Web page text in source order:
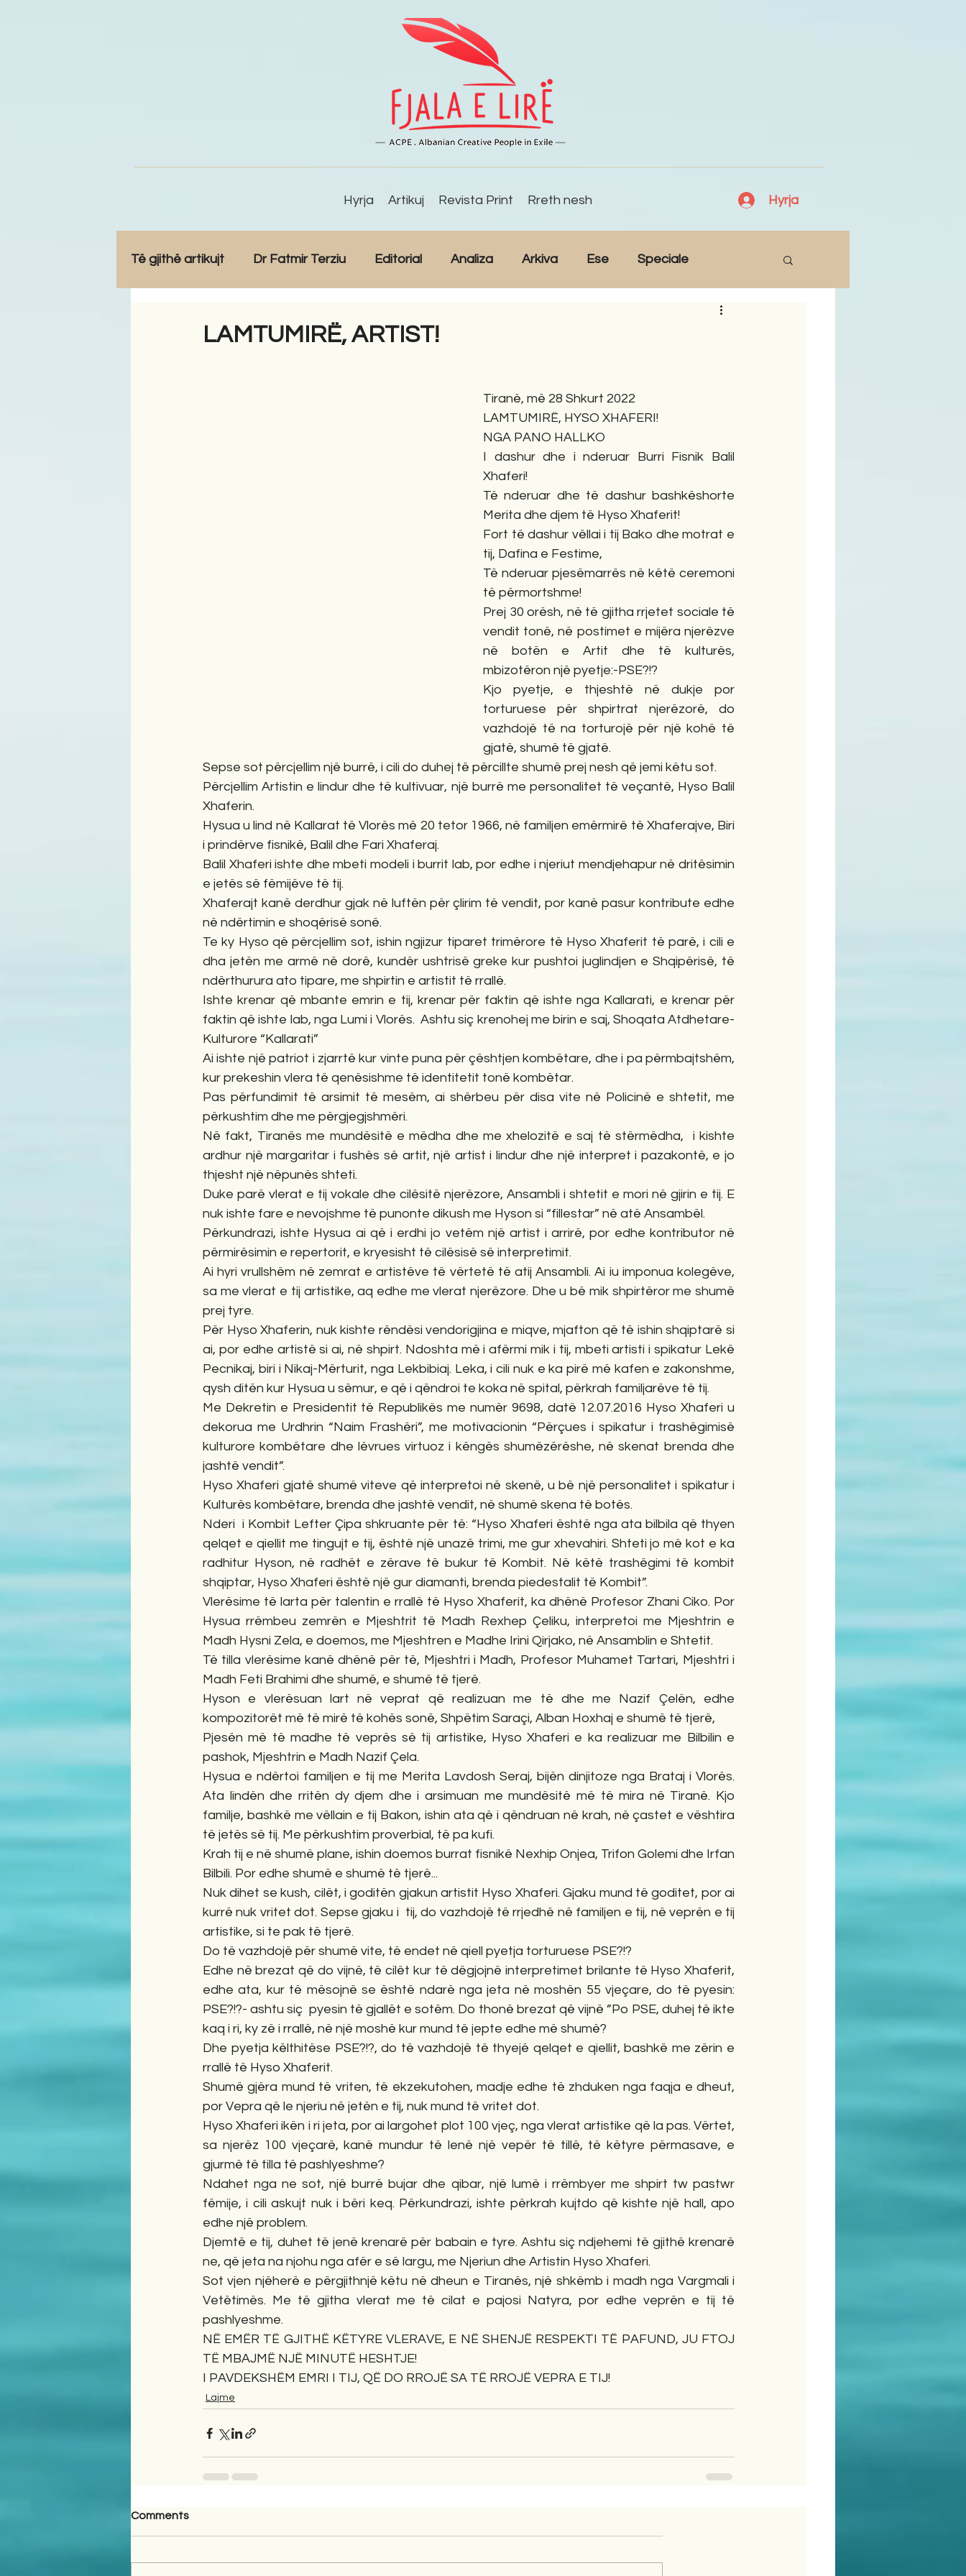
Hyrja Artikuj Revista Print Rreth nesh Hyrja
Të gjithë artikujt Dr Fatmir Terziu Editorial Analiza Arkiva Ese Speciale
LAMTUMIRË, ARTIST!
Tiranë, më 28 Shkurt 2022
LAMTUMIRË, HYSO XHAFERI!
NGA PANO HALLKO
I dashur dhe i nderuar Burri Fisnik Balil
Xhaferi!
Të nderuar dhe të dashur bashkëshorte
Merita dhe djem të Hyso Xhaferit!
Fort të dashur vëllai i tij Bako dhe motrat e
tij, Dafina e Festime,
Të nderuar pjesëmarrës në këtë ceremoni
të përmortshme!
Prej 30 orësh, në të gjitha rrjetet sociale të
vendit tonë, në postimet e mijëra njerëzve
në botën e Artit dhe të kulturës,
mbizotëron një pyetje:-PSE?!?
Kjo pyetje, e thjeshtë në dukje por
torturuese për shpirtrat njerëzorë, do
vazhdojë të na torturojë për një kohë të
gjatë, shumë të gjatë.
Sepse sot përcjellim një burrë, i cili do duhej të përcillte shumë prej nesh që jemi këtu sot.
Përcjellim Artistin e lindur dhe të kultivuar, një burrë me personalitet të veçantë, Hyso Balil
Xhaferin.
Hysua u lind në Kallarat të Vlorës më 20 tetor 1966, në familjen emërmirë të Xhaferajve, Biri
i prindërve fisnikë, Balil dhe Fari Xhaferaj.
Balil Xhaferi ishte dhe mbeti modeli i burrit lab, por edhe i njeriut mendjehapur në dritësimin
e jetës së fëmijëve të tij.
Xhaferajt kanë derdhur gjak në luftën për çlirim të vendit, por kanë pasur kontribute edhe
në ndërtimin e shoqërisë sonë.
Te ky Hyso që përcjellim sot, ishin ngjizur tiparet trimërore të Hyso Xhaferit të parë, i cili e
dha jetën me armë në dorë, kundër ushtrisë greke kur pushtoi juglindjen e Shqipërisë, të
ndërthurura ato tipare, me shpirtin e artistit të rrallë.
Ishte krenar që mbante emrin e tij, krenar për faktin që ishte nga Kallarati, e krenar për
faktin që ishte lab, nga Lumi i Vlorës.  Ashtu siç krenohej me birin e saj, Shoqata Atdhetare-
Kulturore “Kallarati”
Ai ishte një patriot i zjarrtë kur vinte puna për çështjen kombëtare, dhe i pa përmbajtshëm,
kur prekeshin vlera të qenësishme të identitetit tonë kombëtar.
Pas përfundimit të arsimit të mesëm, ai shërbeu për disa vite në Policinë e shtetit, me
përkushtim dhe me përgjegjshmëri.
Në fakt, Tiranës me mundësitë e mëdha dhe me xhelozitë e saj të stërmëdha,  i kishte
ardhur një margaritar i fushës së artit, një artist i lindur dhe një interpret i pazakontë, e jo
thjesht një nëpunës shteti.
Duke parë vlerat e tij vokale dhe cilësitë njerëzore, Ansambli i shtetit e mori në gjirin e tij. E
nuk ishte fare e nevojshme të punonte dikush me Hyson si “fillestar” në atë Ansambël.
Përkundrazi, ishte Hysua ai që i erdhi jo vetëm një artist i arrirë, por edhe kontributor në
përmirësimin e repertorit, e kryesisht të cilësisë së interpretimit.
Ai hyri vrullshëm në zemrat e artistëve të vërtetë të atij Ansambli. Ai iu imponua kolegëve,
sa me vlerat e tij artistike, aq edhe me vlerat njerëzore. Dhe u bë mik shpirtëror me shumë
prej tyre.
Për Hyso Xhaferin, nuk kishte rëndësi vendorigjina e miqve, mjafton që të ishin shqiptarë si
ai, por edhe artistë si ai, në shpirt. Ndoshta më i afërmi mik i tij, mbeti artisti i spikatur Lekë
Pecnikaj, biri i Nikaj-Mërturit, nga Lekbibiaj. Leka, i cili nuk e ka pirë më kafen e zakonshme,
qysh ditën kur Hysua u sëmur, e që i qëndroi te koka në spital, përkrah familjarëve të tij.
Me Dekretin e Presidentit të Republikës me numër 9698, datë 12.07.2016 Hyso Xhaferi u
dekorua me Urdhrin “Naim Frashëri”, me motivacionin “Përçues i spikatur i trashëgimisë
kulturore kombëtare dhe lëvrues virtuoz i këngës shumëzërëshe, në skenat brenda dhe
jashtë vendit”.
Hyso Xhaferi gjatë shumë viteve që interpretoi në skenë, u bë një personalitet i spikatur i
Kulturës kombëtare, brenda dhe jashtë vendit, në shumë skena të botës.
Nderi  i Kombit Lefter Çipa shkruante për të: “Hyso Xhaferi është nga ata bilbila që thyen
qelqet e qiellit me tingujt e tij, është një unazë trimi, me gur xhevahiri. Shteti jo më kot e ka
radhitur Hyson, në radhët e zërave të bukur të Kombit. Në këtë trashëgimi të kombit
shqiptar, Hyso Xhaferi është një gur diamanti, brenda piedestalit të Kombit”.
Vlerësime të larta për talentin e rrallë të Hyso Xhaferit, ka dhënë Profesor Zhani Ciko. Por
Hysua rrëmbeu zemrën e Mjeshtrit të Madh Rexhep Çeliku, interpretoi me Mjeshtrin e
Madh Hysni Zela, e doemos, me Mjeshtren e Madhe Irini Qirjako, në Ansamblin e Shtetit.
Të tilla vlerësime kanë dhënë për të, Mjeshtri i Madh, Profesor Muhamet Tartari, Mjeshtri i
Madh Feti Brahimi dhe shumë, e shumë të tjerë.
Hyson e vlerësuan lart në veprat që realizuan me të dhe me Nazif Çelën, edhe
kompozitorët më të mirë të kohës sonë, Shpëtim Saraçi, Alban Hoxhaj e shumë të tjerë,
Pjesën më të madhe të veprës së tij artistike, Hyso Xhaferi e ka realizuar me Bilbilin e
pashok, Mjeshtrin e Madh Nazif Çela.
Hysua e ndërtoi familjen e tij me Merita Lavdosh Seraj, bijën dinjitoze nga Brataj i Vlorës.
Ata lindën dhe rritën dy djem dhe i arsimuan me mundësitë më të mira në Tiranë. Kjo
familje, bashkë me vëllain e tij Bakon, ishin ata që i qëndruan në krah, në çastet e vështira
të jetës së tij. Me përkushtim proverbial, të pa kufi.
Krah tij e në shumë plane, ishin doemos burrat fisnikë Nexhip Onjea, Trifon Golemi dhe Irfan
Bilbili. Por edhe shumë e shumë të tjerë...
Nuk dihet se kush, cilët, i goditën gjakun artistit Hyso Xhaferi. Gjaku mund të goditet, por ai
kurrë nuk vritet dot. Sepse gjaku i  tij, do vazhdojë të rrjedhë në familjen e tij, në veprën e tij
artistike, si te pak të tjerë.
Do të vazhdojë për shumë vite, të endet në qiell pyetja torturuese PSE?!?
Edhe në brezat që do vijnë, të cilët kur të dëgjojnë interpretimet brilante të Hyso Xhaferit,
edhe ata, kur të mësojnë se është ndarë nga jeta në moshën 55 vjeçare, do të pyesin:
PSE?!?- ashtu siç  pyesin të gjallët e sotëm. Do thonë brezat që vijnë ”Po PSE, duhej të ikte
kaq i ri, ky zë i rrallë, në një moshë kur mund të jepte edhe më shumë?
Dhe pyetja këlthitëse PSE?!?, do të vazhdojë të thyejë qelqet e qiellit, bashkë me zërin e
rrallë të Hyso Xhaferit.
Shumë gjëra mund të vriten, të ekzekutohen, madje edhe të zhduken nga faqja e dheut,
por Vepra që le njeriu në jetën e tij, nuk mund të vritet dot.
Hyso Xhaferi ikën i ri jeta, por ai largohet plot 100 vjeç, nga vlerat artistike që la pas. Vërtet,
sa njerëz 100 vjeçarë, kanë mundur të lenë një vepër të tillë, të këtyre përmasave, e
gjurmë të tilla të pashlyeshme?
Ndahet nga ne sot, një burrë bujar dhe qibar, një lumë i rrëmbyer me shpirt tw pastwr
fëmije, i cili askujt nuk i bëri keq. Përkundrazi, ishte përkrah kujtdo që kishte një hall, apo
edhe një problem.
Djemtë e tij, duhet të jenë krenarë për babain e tyre. Ashtu siç ndjehemi të gjithë krenarë
ne, që jeta na njohu nga afër e së largu, me Njeriun dhe Artistin Hyso Xhaferi.
Sot vjen njëherë e përgjithnjë këtu në dheun e Tiranës, një shkëmb i madh nga Vargmali i
Vetëtimës. Me të gjitha vlerat me të cilat e pajosi Natyra, por edhe veprën e tij të
pashlyeshme.
NË EMËR TË GJITHË KËTYRE VLERAVE, E NË SHENJË RESPEKTI TË PAFUND, JU FTOJ
TË MBAJMË NJË MINUTË HESHTJE!
I PAVDEKSHËM EMRI I TIJ, QË DO RROJË SA TË RROJË VEPRA E TIJ!
Lajme
Comments